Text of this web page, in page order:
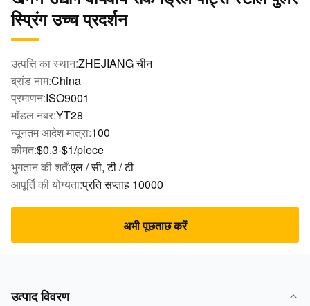
स्प्रिंग उच्च प्रदर्शन
उत्पत्ति का स्थान:ZHEJIANG चीन
ब्रांड नाम:China
प्रमाणन:ISO9001
मॉडल नंबर:YT28
न्यूनतम आदेश मात्रा:100
कीमत:$0.3-$1/piece
भुगतान की शर्तें:एल / सी, टी / टी
आपूर्ति की योग्यता:प्रति सप्ताह 10000
अभी पूछताछ करें
उत्पाद विवरण